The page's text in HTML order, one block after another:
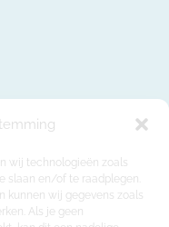
wij technologieën zoals
slaan en/of te raadplegen.
kunnen wij gegevens zoals
Als je geen